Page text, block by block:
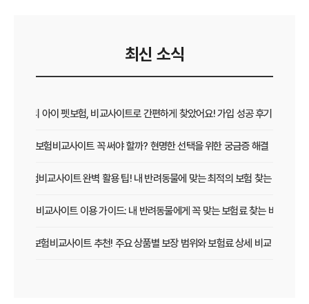
최신 소식
우리 아이 펫보험, 비교사이트로 간편하게 찾았어요! 가입 성공 후기
펫보험비교사이트 꼭 써야 할까? 현명한 선택을 위한 궁금증 해결
펫보험비교사이트 완벽 활용 팁! 내 반려동물에 맞는 최적의 보험 찾는 법
펫보험비교사이트 이용 가이드: 내 반려동물에게 꼭 맞는 보험료 찾는 비법
펫보험비교사이트 추천! 주요 상품별 보장 범위와 보험료 상세 비교